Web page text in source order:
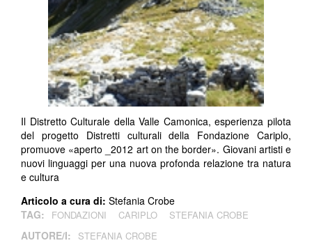
Il Distretto Culturale della Valle Camonica, esperienza pilota
del progetto Distretti culturali della Fondazione Cariplo,
promuove «aperto _2012 art on the border». Giovani artisti e
nuovi linguaggi per una nuova profonda relazione tra natura
e cultura
Articolo a cura di: Stefania Crobe
TAG:
FONDAZIONI CARIPLO STEFANIA CROBE
AUTORE/I: STEFANIA CROBE